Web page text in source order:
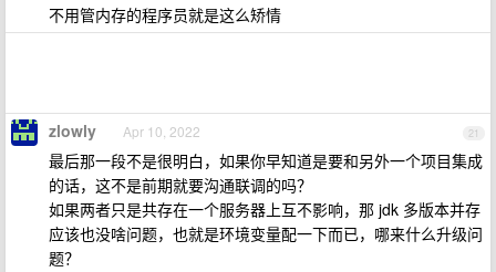
不用管内存的程序员就是这么矫情
21
zlowly Apr 10, 2022
最后那一段不是很明白，如果你早知道是要和另外一个项目集成
的话，这不是前期就要沟通联调的吗？
如果两者只是共存在一个服务器上互不影响，那 jdk 多版本并存
应该也没啥问题，也就是环境变量配一下而已，哪来什么升级问
题？